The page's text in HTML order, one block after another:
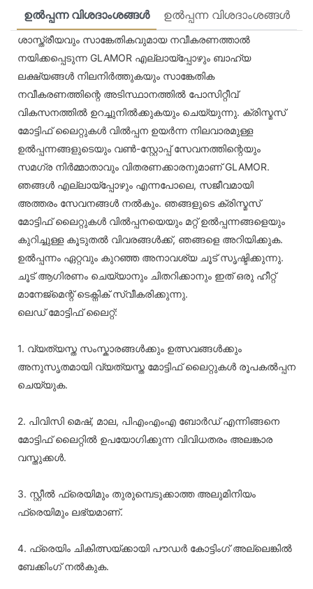
ഉൽപ്പന്ന വിശദാംശങ്ങൾ ഉൽപ്പന്ന വിശദാംശങ്ങൾ
ശാസ്ത്രീയവും സാങ്കേതികവുമായ നവീകരണത്താൽ
നയിക്കപ്പെടുന്ന GLAMOR എല്ലായ്‌പ്പോഴും ബാഹ്യ
ലക്ഷ്യങ്ങൾ നിലനിർത്തുകയും സാങ്കേതിക
നവീകരണത്തിന്റെ അടിസ്ഥാനത്തിൽ പോസിറ്റീവ്
വികസനത്തിൽ ഉറച്ചുനിൽക്കുകയും ചെയ്യുന്നു. ക്രിസ്മസ്
മോട്ടിഫ് ലൈറ്റുകൾ വിൽപ്പന ഉയർന്ന നിലവാരമുള്ള
ഉൽപ്പന്നങ്ങളുടെയും വൺ-സ്റ്റോപ്പ് സേവനത്തിന്റെയും
സമഗ്ര നിർമ്മാതാവും വിതരണക്കാരനുമാണ് GLAMOR.
ഞങ്ങൾ എല്ലായ്പ്പോഴും എന്നപോലെ, സജീവമായി
അത്തരം സേവനങ്ങൾ നൽകും. ഞങ്ങളുടെ ക്രിസ്മസ്
മോട്ടിഫ് ലൈറ്റുകൾ വിൽപ്പനയെയും മറ്റ് ഉൽപ്പന്നങ്ങളെയും
കുറിച്ചുള്ള കൂടുതൽ വിവരങ്ങൾക്ക്, ഞങ്ങളെ അറിയിക്കുക.
ഉൽപ്പന്നം ഏറ്റവും കുറഞ്ഞ അനാവശ്യ ചൂട് സൃഷ്ടിക്കുന്നു.
ചൂട് ആഗിരണം ചെയ്യാനും ചിതറിക്കാനും ഇത് ഒരു ഹീറ്റ്
മാനേജ്മെന്റ് ടെക്നിക് സ്വീകരിക്കുന്നു.
ലെഡ് മോട്ടിഫ് ലൈറ്റ്:
1. വ്യത്യസ്ത സംസ്കാരങ്ങൾക്കും ഉത്സവങ്ങൾക്കും
അനുസൃതമായി വ്യത്യസ്ത മോട്ടിഫ് ലൈറ്റുകൾ രൂപകൽപ്പന
ചെയ്യുക.
2. പിവിസി മെഷ്, മാല, പിഎംഎംഎ ബോർഡ് എന്നിങ്ങനെ
മോട്ടിഫ് ലൈറ്റിൽ ഉപയോഗിക്കുന്ന വിവിധതരം അലങ്കാര
വസ്തുക്കൾ.
3. സ്റ്റീൽ ഫ്രെയിമും തുരുമ്പെടുക്കാത്ത അലുമിനിയം
ഫ്രെയിമും ലഭ്യമാണ്.
4. ഫ്രെയിം ചികിത്സയ്ക്കായി പൗഡർ കോട്ടിംഗ് അല്ലെങ്കിൽ
ബേക്കിംഗ് നൽകുക.